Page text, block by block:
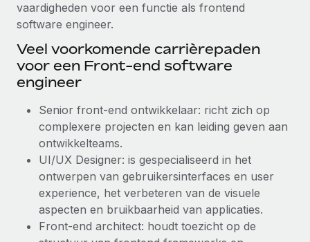
vaardigheden voor een functie als frontend
software engineer.
Veel voorkomende carrièrepaden
voor een Front-end software
engineer
Senior front-end ontwikkelaar: richt zich op
complexere projecten en kan leiding geven aan
ontwikkelteams.
UI/UX Designer: is gespecialiseerd in het
ontwerpen van gebruikersinterfaces en user
experience, het verbeteren van de visuele
aspecten en bruikbaarheid van applicaties.
Front-end architect: houdt toezicht op de